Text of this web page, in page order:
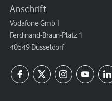
Anschrift
Vodafone GmbH
Ferdinand-Braun-Platz 1
40549 Düsseldorf